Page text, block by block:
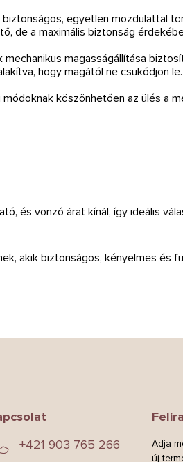
egyetlen mozdulattal
de a maximális biztonság
magasságállítása
hogy magától ne csukódjon le.
köszönhetően az ülés a
és vonzó árat kínál, így ideális
akik biztonságos, kényelmes és
+421 903 765 266
Adja
új